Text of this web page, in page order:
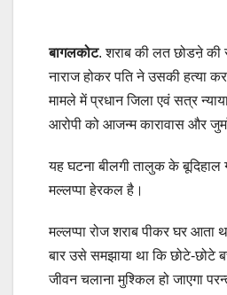
बागलकोट. शराब की लत छोडऩे की
नाराज होकर पति ने उसकी हत्या
मामले में प्रधान जिला एवं सत्र
आरोपी को आजन्म कारावास और
यह घटना बीलगी तालुक के बूदिहाल
मल्लप्पा हेरकल है।
मल्लप्पा रोज शराब पीकर घर आता
बार उसे समझाया था कि छोटे-छोटे
जीवन चलाना मुश्किल हो जाएगा